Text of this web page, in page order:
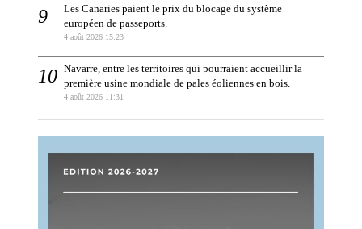
Les Canaries paient le prix du blocage du système
européen de passeports.
4 août 2026 15:23
Navarre, entre les territoires qui pourraient accueillir la
première usine mondiale de pales éoliennes en bois.
4 août 2026 11:31